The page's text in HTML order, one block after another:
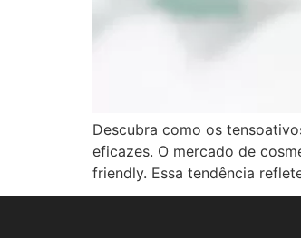
Descubra como os
eficazes. O mercado de
friendly. Essa tendência